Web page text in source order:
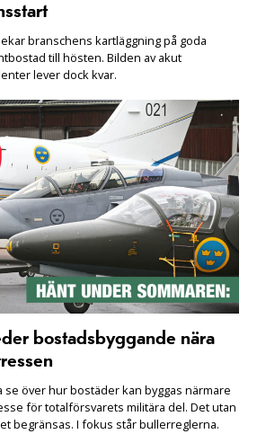
branschens kartläggning på goda
till hösten. Bilden av akut
lever dock kvar.
bostadsbyggande nära
över hur bostäder kan byggas närmare
för totalförsvarets militära del. Det utan
begränsas. I fokus står bullerreglerna.